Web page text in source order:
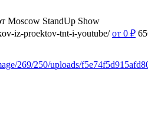
Moscow StandUp Show
iz-proektov-tnt-i-youtube/ от 0 ₽
269/250/uploads/